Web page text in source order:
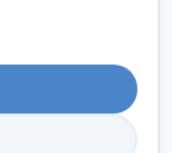
poprzez
zasobów
W swojej
dialogu